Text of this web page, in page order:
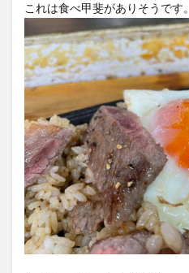
これは食べ甲斐がありそうです。